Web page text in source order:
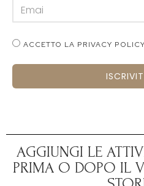
ACCETTO LA PRIVACY POLICY
AGGIUNGI LE
PRIMA O DOPO IL